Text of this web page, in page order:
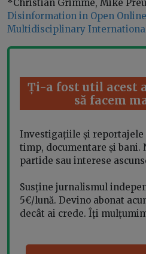
*Christian Grimme, ‎Mike
Disinformation in Open
Multidisciplinary
Ți-a fost util acest
să facem
Investigațiile și reportajele
timp, documentare și bani.
partide sau interese
Susține jurnalismul
5€/lună. Devino abonat
decât ai crede. Îți